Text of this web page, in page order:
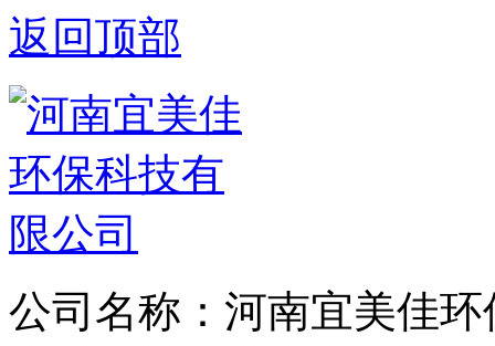
返回顶部
公司名称：河南宜美佳